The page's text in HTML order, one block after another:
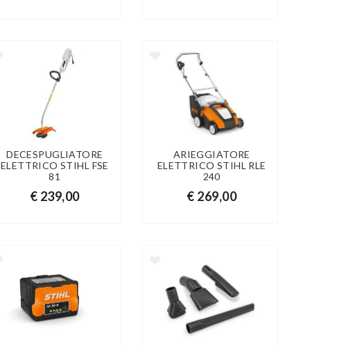
DECESPUGLIATORE
ELETTRICO STIHL FSE
81
€ 239,00
ARIEGGIATORE
ELETTRICO STIHL RLE
240
€ 269,00